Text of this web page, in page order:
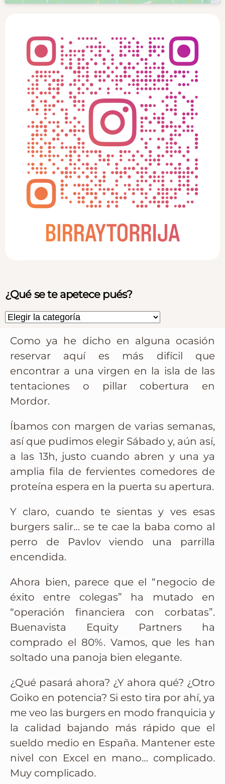
Como ya he dicho en alguna ocasión
reservar aquí es más difícil que
encontrar a una virgen en la isla de las
tentaciones o pillar cobertura en
Mordor.
Íbamos con margen de varias semanas,
así que pudimos elegir Sábado y, aún así,
a las 13h, justo cuando abren y una ya
amplia fila de fervientes comedores de
proteína espera en la puerta su apertura.
Y claro, cuando te sientas y ves esas
burgers salir… se te cae la baba como al
perro de Pavlov viendo una parrilla
encendida.
Ahora bien, parece que el “negocio de
éxito entre colegas” ha mutado en
“operación financiera con corbatas”.
Buenavista Equity Partners ha
comprado el 80%. Vamos, que les han
soltado una panoja bien elegante.
¿Qué pasará ahora? ¿Y ahora qué? ¿Otro
Goiko en potencia? Si esto tira por ahí, ya
me veo las burgers en modo franquicia y
la calidad bajando más rápido que el
sueldo medio en España. Mantener este
nivel con Excel en mano… complicado.
Muy complicado.
¿Qué se te apetece pués?